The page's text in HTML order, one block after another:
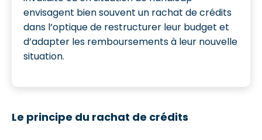
envisagent bien souvent un rachat de crédits
dans l’optique de restructurer leur budget et
d’adapter les remboursements à leur nouvelle
situation.
Le principe du rachat de crédits